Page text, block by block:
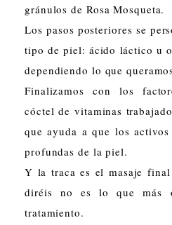
gránulos de Rosa Mosqueta.
Los pasos posteriores se
tipo de piel: ácido láctico u
dependiendo lo que
Finalizamos con los
cóctel de vitaminas
que ayuda a que los activos
profundas de la piel.
Y la traca es el masaje
diréis no es lo que más
tratamiento.